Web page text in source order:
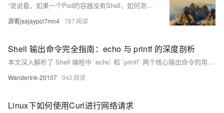
“说说看，如果一个Pod的容器没有Shell，如何测试它能否访问外网？”
游客jsajaypcl7mn4 787
Shell 输出命令完全指南：echo 与 printf 的深度剖析
本文深入解析了 Shell 编程中 `echo` 和 `printf` 两个核心输出命令的用法与区别。`echo` 简单易用，适合基础输出；`printf` 功能强大，支持复杂格式化。文章从语法、转义序列、高级技巧到实际应用场景（如日志记录、进度显示）逐一讲解，并对比两者的性能与适用场景，帮助开发者根据需求灵活选择。最后通过进阶技巧和常见问题解答，进一步提升对两者的掌握程度。
WanderInk-20107 942
Linux下如何使用Curl进行网络请求